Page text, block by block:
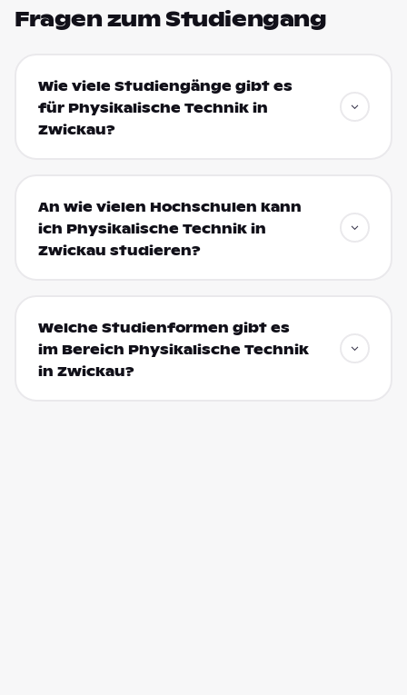
Fragen zum Studiengang
Wie viele Studiengänge gibt es
für Physikalische Technik in
Zwickau?
An wie vielen Hochschulen kann
ich Physikalische Technik in
Zwickau studieren?
Welche Studienformen gibt es
im Bereich Physikalische Technik
in Zwickau?